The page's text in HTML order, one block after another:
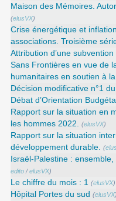
Maison des Mémoires.
(elusVX)
Crise énergétique et
associations. Troisième
Attribution d’une
Sans Frontières en vue de
humanitaires en soutien à
Décision modificative n°1
Débat d’Orientation
Rapport sur la situation en
les hommes 2022. (elusVX)
Rapport sur la situation
développement durable. (
Israël-Palestine :
edito /elusVX)
Le chiffre du mois : 1 (elusVX)
Hôpital Portes du sud (elusVX)